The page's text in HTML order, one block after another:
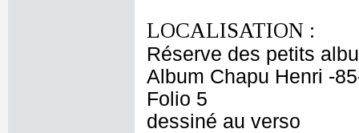
LOCALISATION :
Réserve des petits
Album Chapu Henri -
Folio 5
dessiné au verso